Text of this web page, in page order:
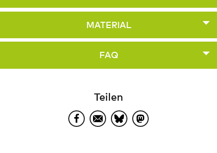
MATERIAL
FAQ
Teilen